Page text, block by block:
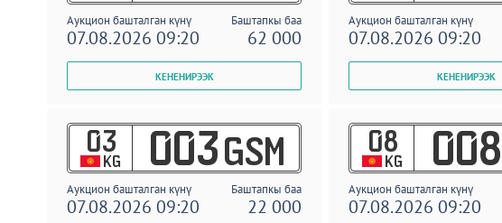
Аукцион башталган күнү Баштапкы баа
07.08.2026 09:20 62 000
Аукцион башталган күнү
07.08.2026 09:20
03
KG 003 GSM
Аукцион башталган күнү Баштапкы баа
07.08.2026 09:20 22 000
08
KG 008
Аукцион башталган күнү
07.08.2026 09:20